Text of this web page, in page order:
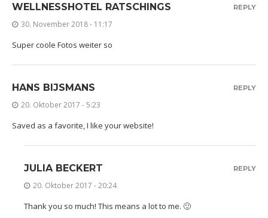
WELLNESSHOTEL RATSCHINGS
30. November 2018 - 11:17
Super coole Fotos weiter so
REPLY
HANS BIJSMANS
20. Oktober 2017 - 5:23
Saved as a favorite, I like your website!
REPLY
JULIA BECKERT
20. Oktober 2017 - 20:24
Thank you so much! This means a lot to me. 🙂
REPLY